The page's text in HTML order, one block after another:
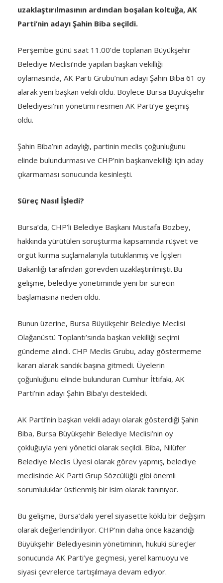
uzaklaştırılmasının ardından boşalan koltuğa, AK
Parti’nin adayı Şahin Biba seçildi.
Perşembe günü saat 11.00’de toplanan Büyükşehir
Belediye Meclisi’nde yapılan başkan vekilliği
oylamasında, AK Parti Grubu’nun adayı Şahin Biba 61 oy
alarak yeni başkan vekili oldu. Böylece Bursa Büyükşehir
Belediyesi’nin yönetimi resmen AK Parti’ye geçmiş
oldu.
Şahin Biba’nın adaylığı, partinin meclis çoğunluğunu
elinde bulundurması ve CHP’nin başkanvekilliği için aday
çıkarmaması sonucunda kesinleşti.
Süreç Nasıl İşledi?
Bursa’da, CHP’li Belediye Başkanı Mustafa Bozbey,
hakkında yürütülen soruşturma kapsamında rüşvet ve
örgüt kurma suçlamalarıyla tutuklanmış ve İçişleri
Bakanlığı tarafından görevden uzaklaştırılmıştı. Bu
gelişme, belediye yönetiminde yeni bir sürecin
başlamasına neden oldu.
Bunun üzerine, Bursa Büyükşehir Belediye Meclisi
Olağanüstü Toplantı’sında başkan vekilliği seçimi
gündeme alındı. CHP Meclis Grubu, aday göstermeme
kararı alarak sandık başına gitmedi. Üyelerin
çoğunluğunu elinde bulunduran Cumhur İttifakı, AK
Parti’nin adayı Şahin Biba’yı destekledi.
AK Parti’nin başkan vekili adayı olarak gösterdiği Şahin
Biba, Bursa Büyükşehir Belediye Meclisi’nin oy
çokluğuyla yeni yönetici olarak seçildi. Biba, Nilüfer
Belediye Meclis Üyesi olarak görev yapmış, belediye
meclisinde AK Parti Grup Sözcülüğü gibi önemli
sorumluluklar üstlenmiş bir isim olarak tanınıyor.
Bu gelişme, Bursa’daki yerel siyasette köklü bir değişim
olarak değerlendiriliyor. CHP’nin daha önce kazandığı
Büyükşehir Belediyesinin yönetiminin, hukuki süreçler
sonucunda AK Parti’ye geçmesi, yerel kamuoyu ve
siyasi çevrelerce tartışılmaya devam ediyor.